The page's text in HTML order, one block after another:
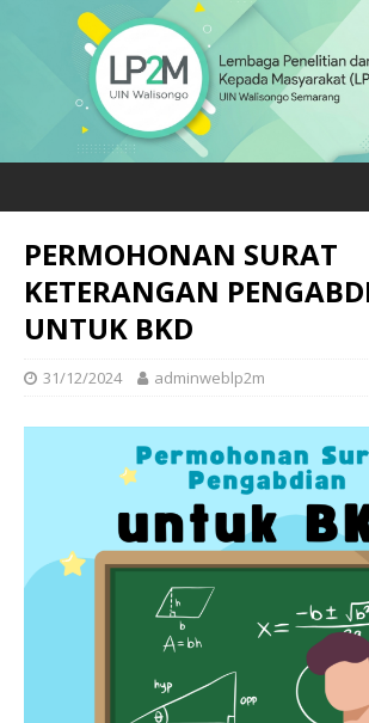
PERMOHONAN SURAT
KETERANGAN
UNTUK BKD
31/12/2024 adminweblp2m